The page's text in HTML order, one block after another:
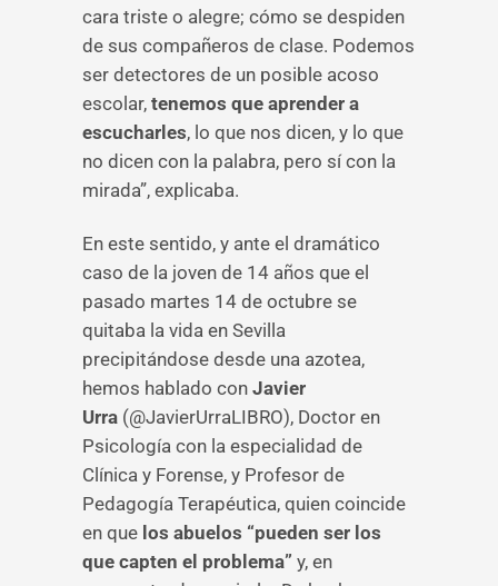
cara triste o alegre; cómo se despiden
de sus compañeros de clase. Podemos
ser detectores de un posible acoso
escolar, tenemos que aprender a
escucharles, lo que nos dicen, y lo que
no dicen con la palabra, pero sí con la
mirada”, explicaba.
En este sentido, y ante el dramático
caso de la joven de 14 años que el
pasado martes 14 de octubre se
quitaba la vida en Sevilla
precipitándose desde una azotea,
hemos hablado con Javier
Urra (@JavierUrraLIBRO), Doctor en
Psicología con la especialidad de
Clínica y Forense, y Profesor de
Pedagogía Terapéutica, quien coincide
en que los abuelos “pueden ser los
que capten el problema” y, en